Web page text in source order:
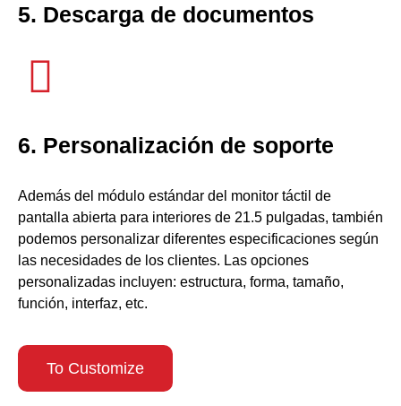
5. Descarga de documentos
6. Personalización de soporte
Además del módulo estándar del monitor táctil de
pantalla abierta para interiores de 21.5 pulgadas, también
podemos personalizar diferentes especificaciones según
las necesidades de los clientes. Las opciones
personalizadas incluyen: estructura, forma, tamaño,
función, interfaz, etc.
To Customize